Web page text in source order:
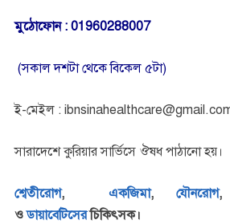
মুঠোফোন : 01960288007
(সকাল দশটা থেকে বিকেল ৫টা)
ই-মেইল :
সারাদেশে কুরিয়ার সার্ভিসে ঔষধ পাঠানো হয়।
শ্বেতীরোগ, একজিমা, যৌনরোগ,
ওডায়াবেটিসেরচিকিৎসক।